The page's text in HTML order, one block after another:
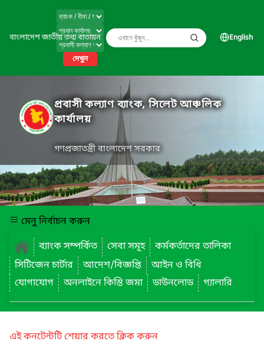
বাংলাদেশ জাতীয় তথ্য বাতায়ন
দেখুন
English
প্রবাসী কল্যাণ ব্যাংক, সিলেট আঞ্চলিক
কার্যালয়
গণপ্রজাতন্ত্রী বাংলাদেশ সরকার
মেনু নির্বাচন করুন
ব্যাংক সম্পর্কিত
সেবা সমূহ
কর্মকর্তাদের তালিকা
সিটিজেন চার্টার
আদেশ/বিজ্ঞপ্তি
আইন ও বিধি
যোগাযোগ
অনলাইনে কিস্তি জমা ডাউনলোড গ্যালারি
এই কনটেন্টটি শেয়ার করতে ক্লিক করুন